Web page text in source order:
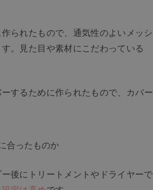
られたもので、通気性のよいメッシ
。見た目や素材にこだわっている
するために作られたもので、カバー
合ったものか
後にトリートメントやドライヤーで